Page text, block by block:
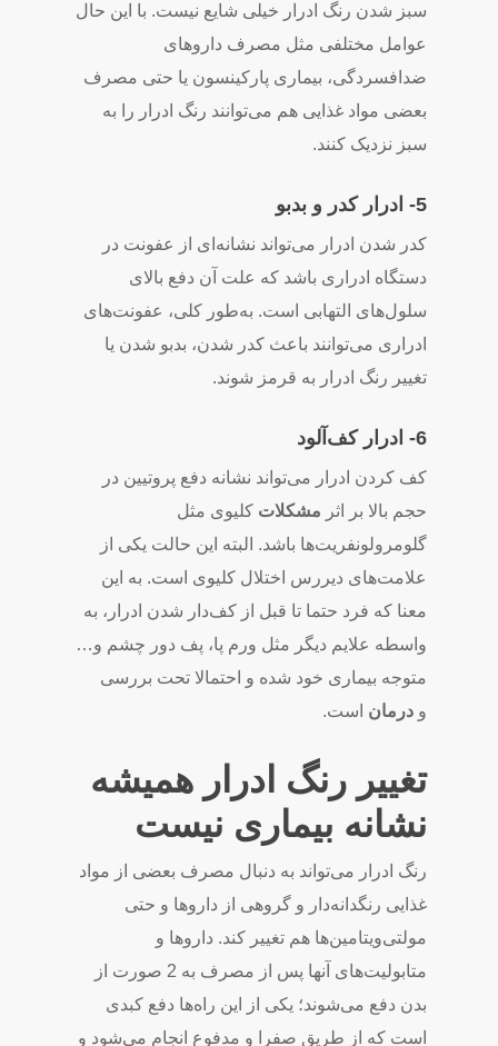
سبز شدن رنگ ادرار خیلی شایع نیست. با این حال
عوامل مختلفی مثل مصرف داروهای
ضدافسردگی، بیماری پارکینسون یا حتی مصرف
بعضی مواد غذایی هم می‌توانند رنگ ادرار را به
سبز نزدیک کنند.
5- ادرار کدر و بدبو
کدر شدن ادرار می‌تواند نشانه‌ای از عفونت در
دستگاه ادراری باشد که علت آن دفع بالای
سلول‌های التهابی است. به‌طور کلی، عفونت‌های
ادراری می‌توانند باعث کدر شدن، بدبو شدن یا
تغییر رنگ ادرار به قرمز شوند.
6- ادرار کف‌آلود
کف کردن ادرار می‌تواند نشانه دفع پروتیین در
حجم بالا بر اثر مشکلات کلیوی مثل
گلومرولونفریت‌ها باشد. البته این حالت یکی از
علامت‌های دیررس اختلال کلیوی است. به این
معنا که فرد حتما تا قبل از کف‌دار شدن ادرار، به
واسطه علایم دیگر مثل ورم پا، پف دور چشم و…
متوجه بیماری خود شده و احتمالا تحت بررسی
و درمان است.
تغییر رنگ ادرار همیشه
نشانه بیماری نیست
رنگ ادرار می‌تواند به دنبال مصرف بعضی از مواد
غذایی رنگدانه‌دار و گروهی از داروها و حتی
مولتی‌ویتامین‌ها هم تغییر کند. داروها و
متابولیت‌های آنها پس از مصرف به 2 صورت از
بدن دفع می‌شوند؛ یکی از این راه‌ها دفع کبدی
است که از طریق صفرا و مدفوع انجام می‌شود و